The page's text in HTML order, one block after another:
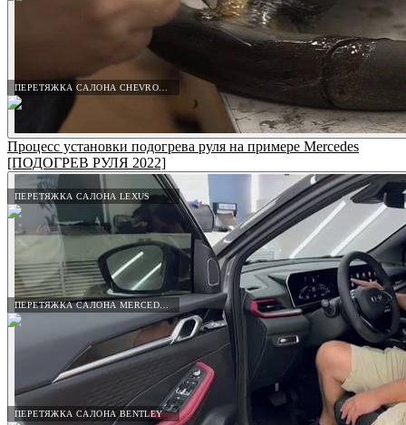
ПЕРЕТЯЖКА САЛОНА LEXUS
ПЕРЕТЯЖКА САЛОНА BENTLEY
Процесс установки подогрева руля на примере Mercedes
[ПОДОГРЕВ РУЛЯ 2022]